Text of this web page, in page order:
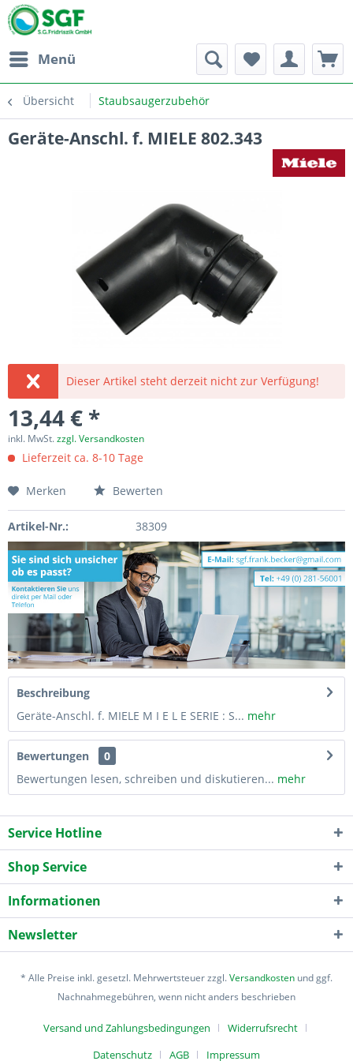
Menü
Übersicht Staubsaugerzubehör
Geräte-Anschl. f. MIELE 802.343
Dieser Artikel steht derzeit nicht zur Verfügung!
13,44 € *
inkl. MwSt.zzgl. Versandkosten
Lieferzeit ca. 8-10 Tage
Merken Bewerten
Artikel-Nr.: 38309
Beschreibung
Geräte-Anschl. f. MIELE M I E L E SERIE : S... mehr
Bewertungen
0
Bewertungen lesen, schreiben und diskutieren... mehr
Service Hotline
Shop Service
Informationen
Newsletter
* Alle Preise inkl. gesetzl. Mehrwertsteuer zzgl.Versandkosten und ggf.
Nachnahmegebühren, wenn nicht anders beschrieben
Versand und Zahlungsbedingungen
Widerrufsrecht
Datenschutz
AGB Impressum